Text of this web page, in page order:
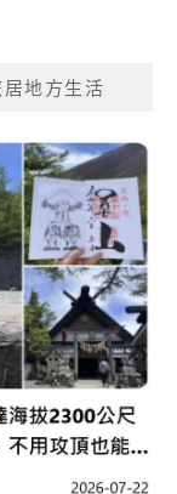
居地方生活